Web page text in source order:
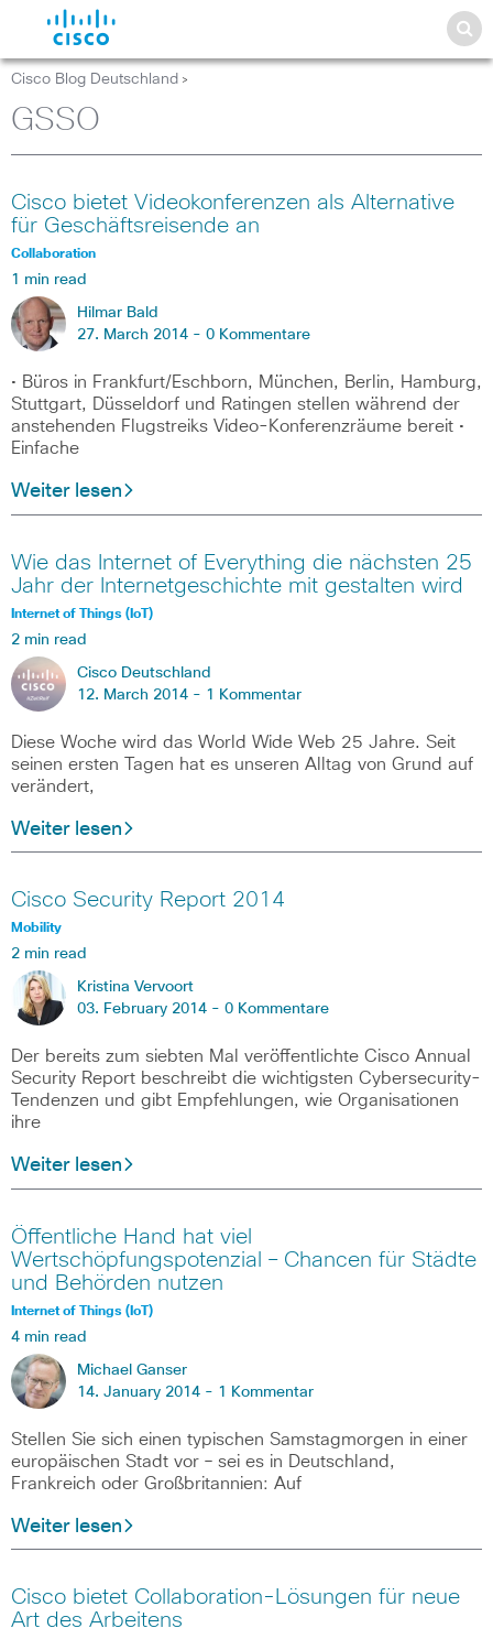
Cisco Blog Deutschland >
GSSO
Cisco bietet Videokonferenzen als Alternative
für Geschäftsreisende an
Collaboration
1 min read
Hilmar Bald
27. March 2014 - 0 Kommentare
• Büros in Frankfurt/Eschborn, München, Berlin, Hamburg,
Stuttgart, Düsseldorf und Ratingen stellen während der
anstehenden Flugstreiks Video-Konferenzräume bereit •
Einfache
Weiter lesen
Wie das Internet of Everything die nächsten 25
Jahr der Internetgeschichte mit gestalten wird
Internet of Things (IoT)
2 min read
Cisco Deutschland
12. March 2014 - 1 Kommentar
Diese Woche wird das World Wide Web 25 Jahre. Seit
seinen ersten Tagen hat es unseren Alltag von Grund auf
verändert,
Weiter lesen
Cisco Security Report 2014
Mobility
2 min read
Kristina Vervoort
03. February 2014 - 0 Kommentare
Der bereits zum siebten Mal veröffentlichte Cisco Annual
Security Report beschreibt die wichtigsten Cybersecurity-
Tendenzen und gibt Empfehlungen, wie Organisationen
ihre
Weiter lesen
Öffentliche Hand hat viel
Wertschöpfungspotenzial – Chancen für Städte
und Behörden nutzen
Internet of Things (IoT)
4 min read
Michael Ganser
14. January 2014 - 1 Kommentar
Stellen Sie sich einen typischen Samstagmorgen in einer
europäischen Stadt vor ­– sei es in Deutschland,
Frankreich oder Großbritannien: Auf
Weiter lesen
Cisco bietet Collaboration-Lösungen für neue
Art des Arbeitens